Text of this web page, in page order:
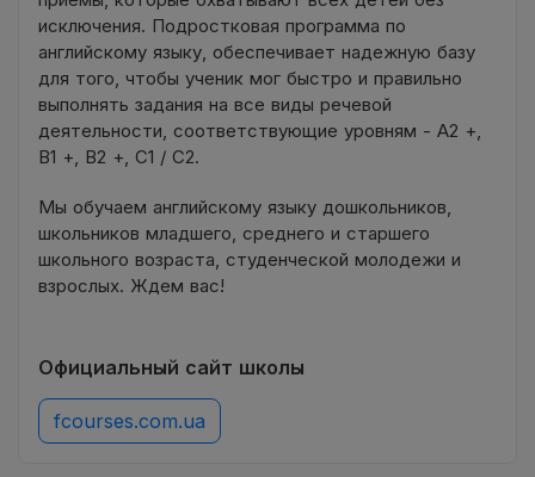
исключения. Подростковая программа по
английскому языку, обеспечивает надежную базу
для того, чтобы ученик мог быстро и правильно
выполнять задания на все виды речевой
деятельности, соответствующие уровням - A2 +,
B1 +, B2 +, C1 / С2.
Мы обучаем английскому языку дошкольников,
школьников младшего, среднего и старшего
школьного возраста, студенческой молодежи и
взрослых. Ждем вас!
Официальный сайт школы
fcourses.com.ua